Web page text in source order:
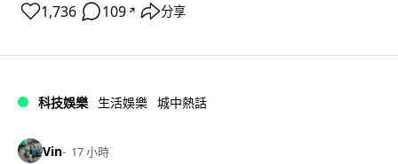
1,736 109 ↗ 分享
科技娛樂 生活娛樂 城中熱話
Vin 17 小時